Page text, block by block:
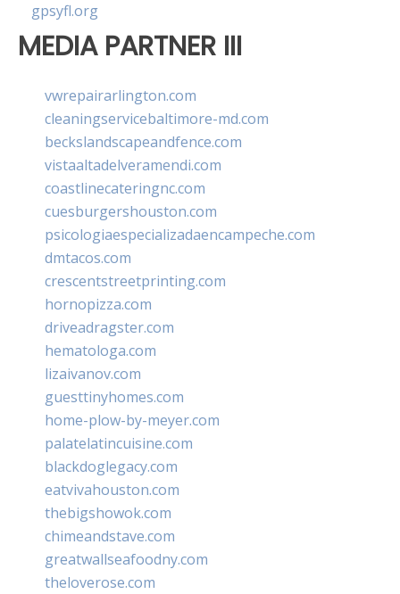
gpsyfl.org
MEDIA PARTNER III
vwrepairarlington.com
cleaningservicebaltimore-md.com
beckslandscapeandfence.com
vistaaltadelveramendi.com
coastlinecateringnc.com
cuesburgershouston.com
psicologiaespecializadaencampeche.com
dmtacos.com
crescentstreetprinting.com
hornopizza.com
driveadragster.com
hematologa.com
lizaivanov.com
guesttinyhomes.com
home-plow-by-meyer.com
palatelatincuisine.com
blackdoglegacy.com
eatvivahouston.com
thebigshowok.com
chimeandstave.com
greatwallseafoodny.com
theloverose.com